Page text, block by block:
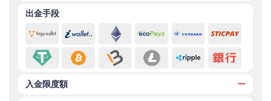
出金手段
入金限度額 ー